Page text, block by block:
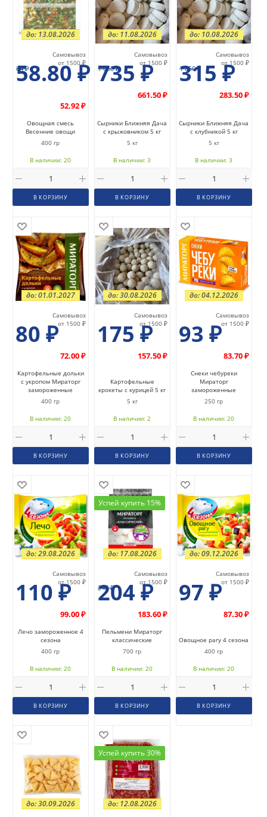
58.80₽
84₽
Самовывоз
от 1500 ₽
52.92 ₽
Овощная смесь
Весенние овощи
до: 13.08.2026
400 гр
В наличии: 20
В КОРЗИНУ
735₽
1 050₽
Самовывоз
от 1500 ₽
661.50 ₽
Сырники Ближняя Дача
с крыжовником 5 кг
до: 11.08.2026
5 кг
В наличии: 3
В КОРЗИНУ
315₽
1 050₽
Самовывоз
от 1500 ₽
283.50 ₽
Сырники Ближняя Дача
с клубникой 5 кг
до: 10.08.2026
5 кг
В наличии: 3
В КОРЗИНУ
80 ₽
Самовывоз
от 1500 ₽
72.00 ₽
Картофельные дольки
с укропом Мираторг
замороженные
до: 01.01.2027
400 гр
В наличии: 20
В КОРЗИНУ
175 ₽
Самовывоз
от 1500 ₽
157.50 ₽
Картофельные
крокеты с курицей 5 кг
до: 30.08.2026
5 кг
В наличии: 2
В КОРЗИНУ
93 ₽
Самовывоз
от 1500 ₽
83.70 ₽
Снеки чебуреки
Мираторг
замороженные
до: 04.12.2026
250 гр
В наличии: 20
В КОРЗИНУ
110₽
Самовывоз
от 1500 ₽
99.00 ₽
Лечо замороженное 4
сезона
до: 29.08.2026
400 гр
В наличии: 20
В КОРЗИНУ
Успей купить 15%
204₽
240₽
Самовывоз
от 1500 ₽
183.60 ₽
Пельмени Мираторг
классические
до: 17.08.2026
700 гр
В наличии: 20
В КОРЗИНУ
97 ₽
Самовывоз
от 1500 ₽
87.30 ₽
Овощное рагу 4 сезона
до: 09.12.2026
400 гр
В наличии: 20
В КОРЗИНУ
до: 30.09.2026
Успей купить 30%
до: 12.08.2026